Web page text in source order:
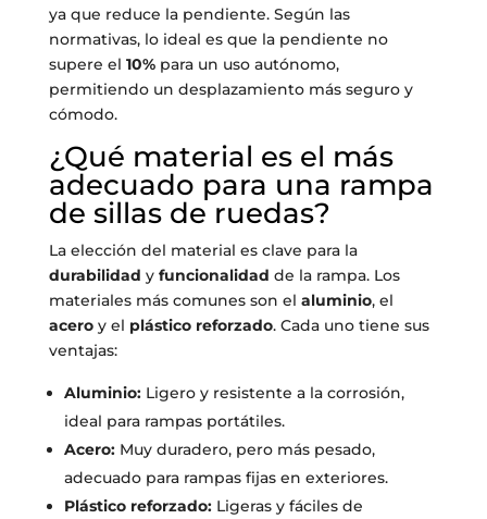
ya que reduce la pendiente. Según las
normativas, lo ideal es que la pendiente no
supere el 10%para un uso autónomo,
permitiendo un desplazamiento más seguro y
cómodo.
¿Qué material es el más
adecuado para una rampa
de sillas de ruedas?
La elección del material es clave para la
durabilidad y funcionalidad de la rampa. Los
materiales más comunes son el aluminio, el
aceroy el plástico reforzado. Cada uno tiene sus
ventajas:
Aluminio:Ligero y resistente a la corrosión,
ideal para rampas portátiles.
Acero:Muy duradero, pero más pesado,
adecuado para rampas fijas en exteriores.
Plástico reforzado:Ligeras y fáciles de